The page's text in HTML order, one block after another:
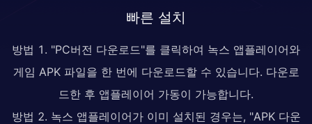
빠른 설치
방법 1. "PC버전 다운로드"를 클릭하여 녹스 앱플레이어와
게임 APK 파일을 한 번에 다운로드할 수 있습니다. 다운로
드한 후 앱플레이어 가동이 가능합니다.
방법 2. 녹스 앱플레이어가 이미 설치된 경우는, "APK 다운